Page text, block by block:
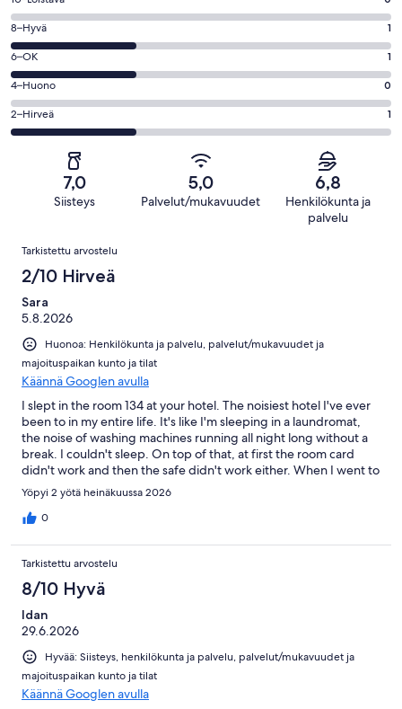
10
-
Loistava.
0
kautta
3
arvostelua
Arvosana
8
-
Hyvä.
1
kautta
arvostelua
8–Hyvä 1
Arvosana
6
-
OK.
1
arvostelua
6–OK 1
Arvosana
4
-
4–Huono 0
Arvosana
2
arvostelua
2–Hirveä 1
7,0
Siisteys
5,0
Palvelut/mukavuudet
6,8
Henkilökunta ja
palvelu
Arvostelut
Tarkistettu arvostelu
2/10 Hirveä
Sara
5.8.2026
Huonoa: Henkilökunta ja palvelu, palvelut/mukavuudet ja
majoituspaikan kunto ja tilat
Käännä Googlen avulla
I slept in the room 134 at your hotel. The noisiest hotel I've ever
been to in my entire life. It's like I'm sleeping in a laundromat,
the noise of washing machines running all night long without a
break. I couldn't sleep. On top of that, at first the room card
didn't work and then the safe didn't work either. When I went to
the front desk, the guy told me to talk to maintenance during
the day. Why do I work at your hotel and have to look for him?
After my vacation was already ruined, they changed my room
for a balcony, and then they resolved it by crediting me only for
the difference in the extra charge for the balcony, but not for
the entire room and the night when I couldn't sleep all night. So
if I had known in advance that I wouldn't get a balcony, I
wouldn't have booked this hotel. What good was this relative
credit for me compared to all the heartache of this hassle during
a vacation?
Yöpyi 2 yötä heinäkuussa 2026
0
Tarkistettu arvostelu
8/10 Hyvä
Idan
29.6.2026
Hyvää: Siisteys, henkilökunta ja palvelu, palvelut/mukavuudet ja
majoituspaikan kunto ja tilat
Käännä Googlen avulla